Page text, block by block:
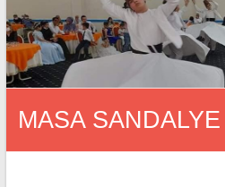
MASA